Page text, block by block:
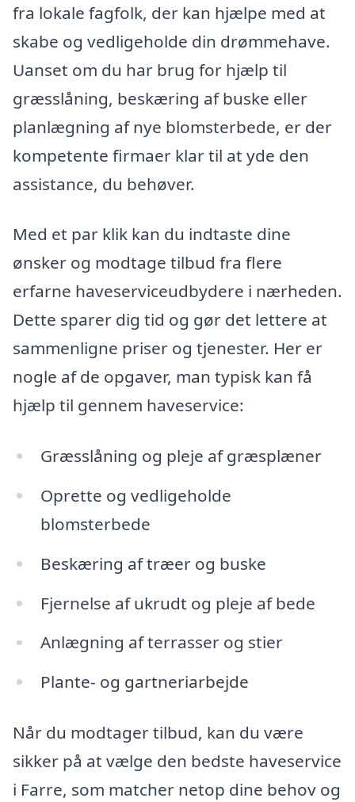
fra lokale fagfolk, der kan hjælpe med at
skabe og vedligeholde din drømmehave.
Uanset om du har brug for hjælp til
græsslåning, beskæring af buske eller
planlægning af nye blomsterbede, er der
kompetente firmaer klar til at yde den
assistance, du behøver.
Med et par klik kan du indtaste dine
ønsker og modtage tilbud fra flere
erfarne haveserviceudbydere i nærheden.
Dette sparer dig tid og gør det lettere at
sammenligne priser og tjenester. Her er
nogle af de opgaver, man typisk kan få
hjælp til gennem haveservice:
Græsslåning og pleje af græsplæner
Oprette og vedligeholde
blomsterbede
Beskæring af træer og buske
Fjernelse af ukrudt og pleje af bede
Anlægning af terrasser og stier
Plante- og gartneriarbejde
Når du modtager tilbud, kan du være
sikker på at vælge den bedste haveservice
i Farre, som matcher netop dine behov og